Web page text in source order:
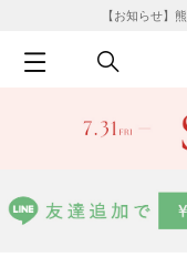
【お知らせ】